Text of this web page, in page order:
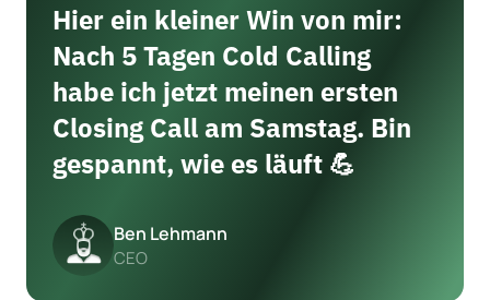
Hier ein kleiner Win von mir:
Nach 5 Tagen Cold Calling
habe ich jetzt meinen ersten
Closing Call am Samstag. Bin
gespannt, wie es läuft 💪
Ben Lehmann
CEO